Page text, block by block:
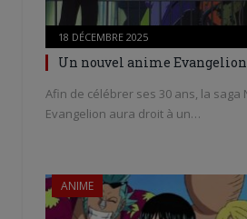
18 DÉCEMBRE 2025
Un nouvel anime Evangelion
Afin de célébrer ses 30 ans, la saga
Evangelion aura droit à un…
ANIME